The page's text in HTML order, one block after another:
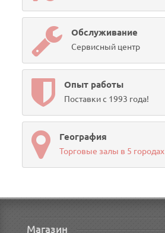
Обслуживание
Сервисный центр
Опыт работы
Поставки с 1993 года!
География
Торговые залы в 5 городах
Магазин